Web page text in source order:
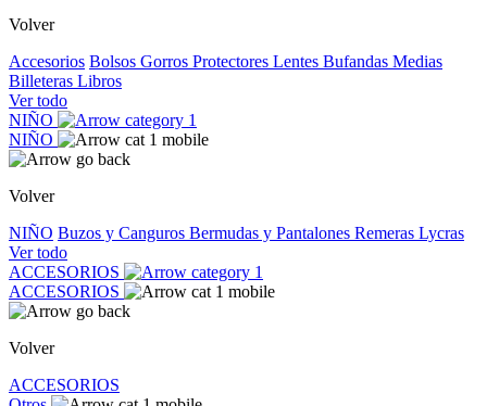
Volver
Accesorios Bolsos Gorros Protectores Lentes Bufandas Medias
Billeteras Libros
Ver todo
NIÑO
NIÑO
Volver
NIÑO Buzos y Canguros Bermudas y Pantalones Remeras Lycras
Ver todo
ACCESORIOS
ACCESORIOS
Volver
ACCESORIOS